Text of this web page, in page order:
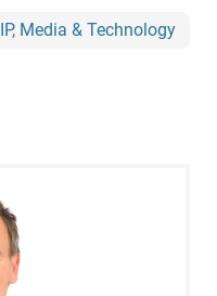
IP, Media & Technology